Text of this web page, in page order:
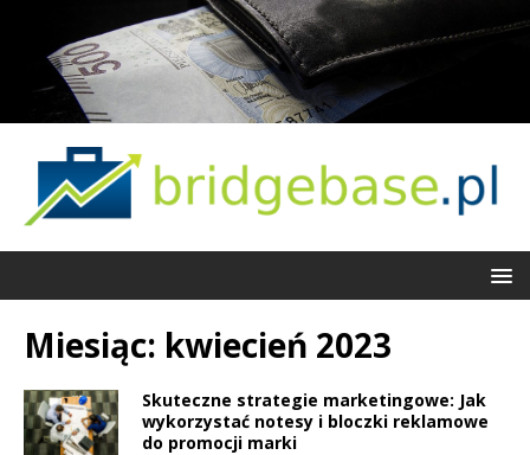
Miesiąc: kwiecień 2023
Skuteczne strategie marketingowe: Jak
wykorzystać notesy i bloczki reklamowe
do promocji marki